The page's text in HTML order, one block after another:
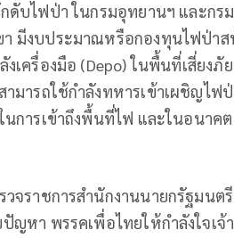
ดับไฟป่า ในกรมอุทยานฯ และกร
า มีงบประมาณหรือกองทุนไฟป่า
เครื่องมือ (Depo) ในพื้นที่เสี่ยงภั
มารถใช้กำลังทหารเข้าเผชิญไฟ
การเข้าถึงพื้นที่ไฟ และในอนาค
จราชการสำนักงานนายกรัฐมน
ญหา พรรคเพื่อไทยให้กำลังใจเ